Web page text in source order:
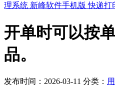
理系统 新峰软件手机版快递打
开单时可以按
品。
发布时间：2026-03-11 分类：